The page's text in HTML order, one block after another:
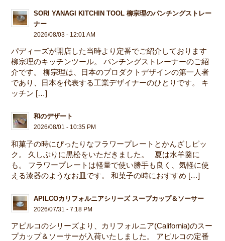
SORI YANAGI KITCHIN TOOL 柳宗理のパンチングストレー
ナー
2026/08/03 - 12:01 AM
パディーズが開店した当時より定番でご紹介しております
柳宗理のキッチンツール。 パンチングストレーナーのご紹
介です。 柳宗理は、日本のプロダクトデザインの第一人者
であり、日本を代表する工業デザイナーのひとりです。 キ
ッチン […]
和のデザート
2026/08/01 - 10:35 PM
和菓子の時にぴったりなフラワープレートとかんざしピッ
ク。 久しぶりに黒松をいただきました。 夏は水羊羹に
も。 フラワープレートは軽量で使い勝手も良く、気軽に使
える漆器のようなお皿です。 和菓子の時におすすめ […]
APILCOカリフォルニアシリーズ スープカップ＆ソーサー
2026/07/31 - 7:18 PM
アピルコのシリーズより、カリフォルニア(California)のスー
プカップ＆ソーサーが入荷いたしました。 アピルコの定番